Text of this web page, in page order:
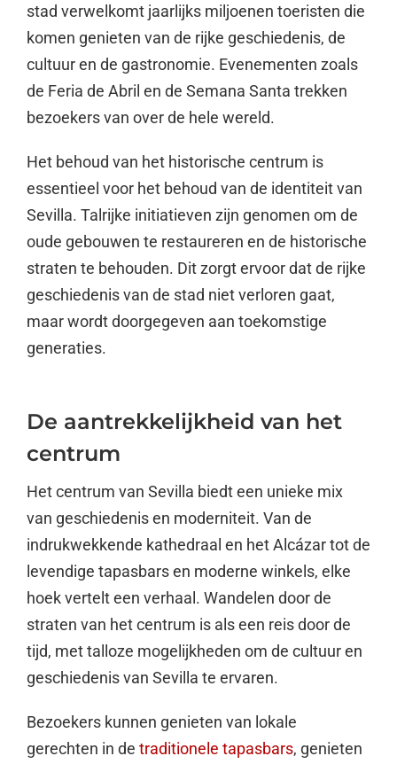
stad verwelkomt jaarlijks miljoenen toeristen die
komen genieten van de rijke geschiedenis, de
cultuur en de gastronomie. Evenementen zoals
de Feria de Abril en de Semana Santa trekken
bezoekers van over de hele wereld.
Het behoud van het historische centrum is
essentieel voor het behoud van de identiteit van
Sevilla. Talrijke initiatieven zijn genomen om de
oude gebouwen te restaureren en de historische
straten te behouden. Dit zorgt ervoor dat de rijke
geschiedenis van de stad niet verloren gaat,
maar wordt doorgegeven aan toekomstige
generaties.
De aantrekkelijkheid van het
centrum
Het centrum van Sevilla biedt een unieke mix
van geschiedenis en moderniteit. Van de
indrukwekkende kathedraal en het Alcázar tot de
levendige tapasbars en moderne winkels, elke
hoek vertelt een verhaal. Wandelen door de
straten van het centrum is als een reis door de
tijd, met talloze mogelijkheden om de cultuur en
geschiedenis van Sevilla te ervaren.
Bezoekers kunnen genieten van lokale
gerechten in de traditionele tapasbars, genieten